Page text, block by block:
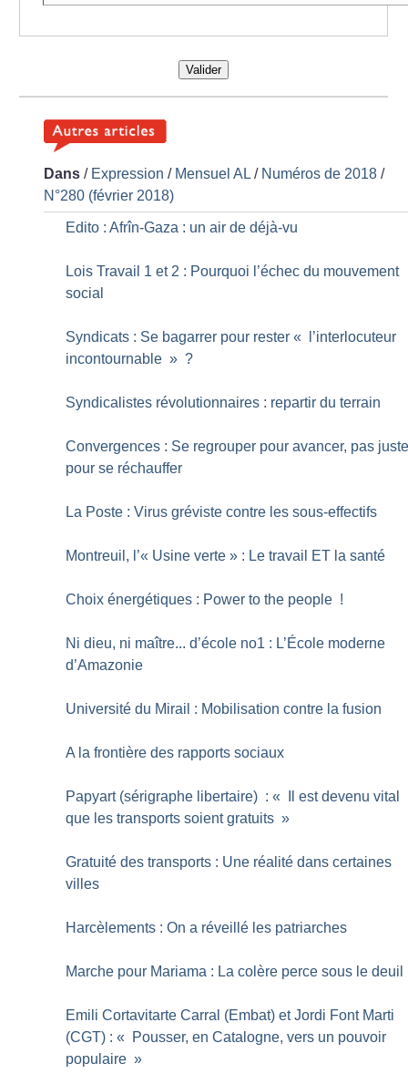
Valider
Dans / Expression / Mensuel AL / Numéros de 2018 /
N°280 (février 2018)
Edito : Afrîn-Gaza : un air de déjà-vu
Lois Travail 1 et 2 : Pourquoi l’échec du mouvement
social
Syndicats : Se bagarrer pour rester «
l’interlocuteur
incontournable » ?
Syndicalistes révolutionnaires : repartir du terrain
Convergences : Se regrouper pour avancer, pas
pour se réchauffer
La Poste : Virus gréviste contre les sous-effectifs
Montreuil, l’« Usine verte » : Le travail ET la santé
Choix énergétiques : Power to the people !
Ni dieu, ni maître... d’école no1 : L’École moderne
d’Amazonie
Université du Mirail : Mobilisation contre la fusion
A la frontière des rapports sociaux
Papyart (sérigraphe libertaire) : «
Il est devenu vital
que les transports soient gratuits »
Gratuité des transports : Une réalité dans certaines
villes
Harcèlements : On a réveillé les patriarches
Marche pour Mariama : La colère perce sous le deuil
Emili Cortavitarte Carral (Embat) et Jordi Font Marti
(CGT) : «
Pousser, en Catalogne, vers un pouvoir
populaire »